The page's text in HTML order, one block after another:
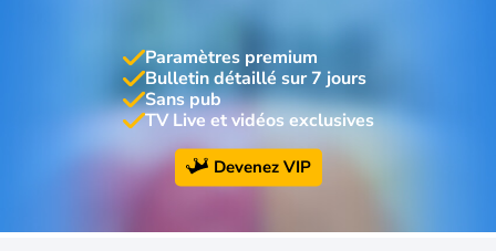
Paramètres premium
Bulletin détaillé sur 7 jours
Sans pub
TV Live et vidéos exclusives
Devenez VIP